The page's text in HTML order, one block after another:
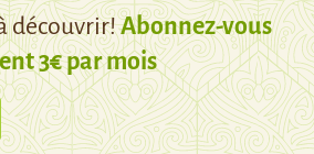
découvrir!Abonnez-vous
3€ par mois